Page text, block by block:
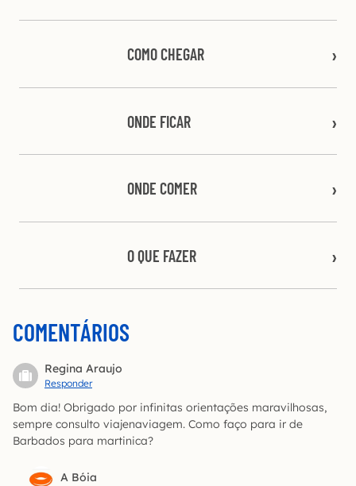
COMO CHEGAR
ONDE FICAR
ONDE COMER
O QUE FAZER
COMENTÁRIOS
Regina Araujo
Responder
Bom dia! Obrigado por infinitas orientações maravilhosas,
sempre consulto viajenaviagem. Como faço para ir de
Barbados para martinica?
A Bóia